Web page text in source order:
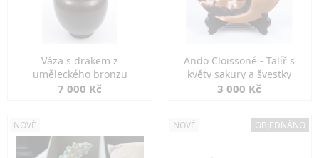
Váza s drakem z
uměleckého bronzu
7 000 Kč
Ando Cloissoné - Talíř s
květy sakury a švestky
3 000 Kč
NOVÉ NOVÉ OBJEDNÁNO